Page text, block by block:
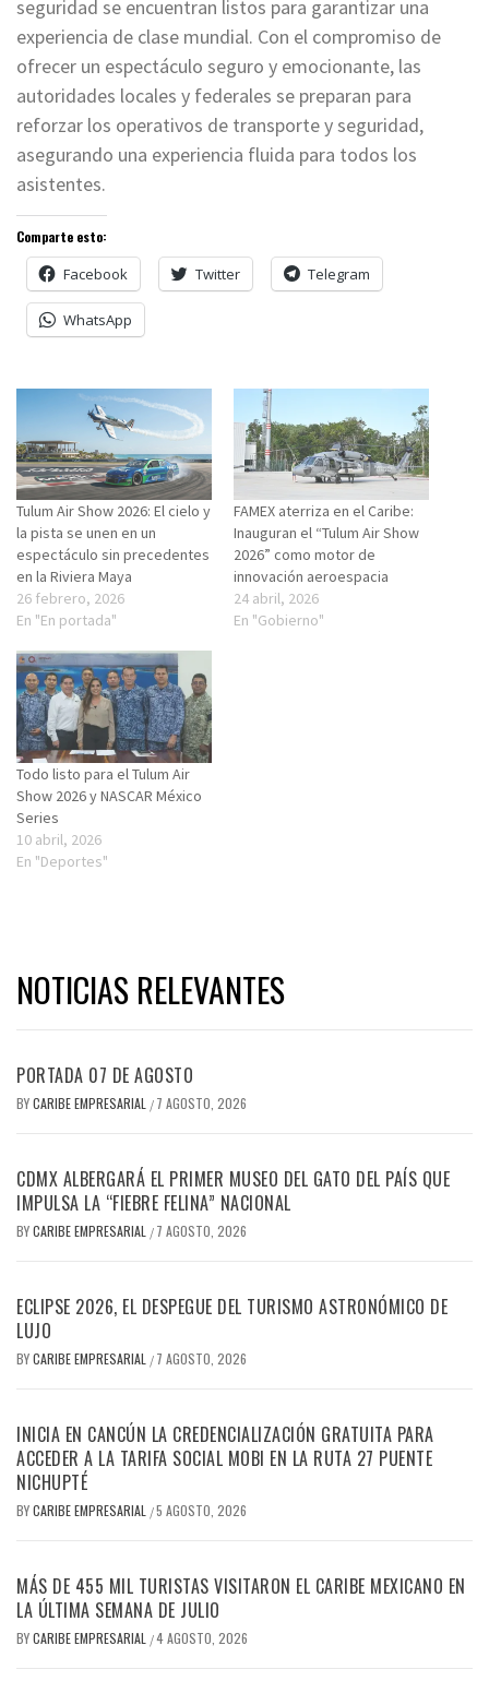
seguridad se encuentran listos para garantizar una
experiencia de clase mundial. Con el compromiso de
ofrecer un espectáculo seguro y emocionante, las
autoridades locales y federales se preparan para
reforzar los operativos de transporte y seguridad,
asegurando una experiencia fluida para todos los
asistentes.
Comparte esto:
Facebook Twitter Telegram
WhatsApp
Tulum Air Show 2026: El cielo y
la pista se unen en un
espectáculo sin precedentes
en la Riviera Maya
26 febrero, 2026
En "En portada"
FAMEX aterriza en el Caribe:
Inauguran el “Tulum Air Show
2026” como motor de
innovación aeroespacia
24 abril, 2026
En "Gobierno"
Todo listo para el Tulum Air
Show 2026 y NASCAR México
Series
10 abril, 2026
En "Deportes"
NOTICIAS RELEVANTES
PORTADA 07 DE AGOSTO
BYCARIBE EMPRESARIAL / 7 AGOSTO, 2026
CDMX ALBERGARÁ EL PRIMER MUSEO DEL GATO DEL PAÍS QUE
IMPULSA LA “FIEBRE FELINA” NACIONAL
BYCARIBE EMPRESARIAL / 7 AGOSTO, 2026
ECLIPSE 2026, EL DESPEGUE DEL TURISMO ASTRONÓMICO DE
LUJO
BYCARIBE EMPRESARIAL / 7 AGOSTO, 2026
INICIA EN CANCÚN LA CREDENCIALIZACIÓN GRATUITA PARA
ACCEDER A LA TARIFA SOCIAL MOBI EN LA RUTA 27 PUENTE
NICHUPTÉ
BYCARIBE EMPRESARIAL /5 AGOSTO, 2026
MÁS DE 455 MIL TURISTAS VISITARON EL CARIBE MEXICANO EN
LA ÚLTIMA SEMANA DE JULIO
BYCARIBE EMPRESARIAL /4 AGOSTO, 2026